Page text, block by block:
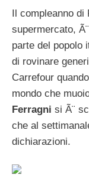
Il compleanno di
supermercato,
parte del popolo
di rovinare
Carrefour
mondo che
Ferragni si Ã¨
che al
dichiarazioni.